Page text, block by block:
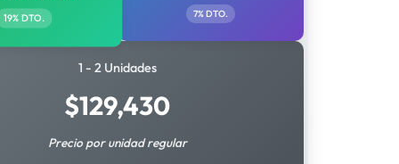
19% DTO. 7% DTO.
1 - 2 Unidades
$129,430
Precio por unidad regular